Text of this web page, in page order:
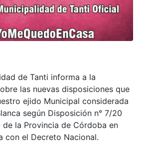
de Tanti informa a la
las nuevas disposiciones que
ejido Municipal considerada
según Disposición n° 7/20
de la Provincia de Córdoba en
con el Decreto Nacional.